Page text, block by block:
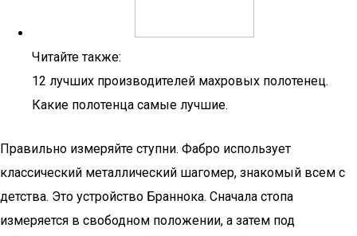
Читайте также:
12 лучших производителей махровых полотенец.
Какие полотенца самые лучшие.
Правильно измеряйте ступни. Фабро использует
классический металлический шагомер, знакомый всем с
детства. Это устройство Браннока. Сначала стопа
измеряется в свободном положении, а затем под